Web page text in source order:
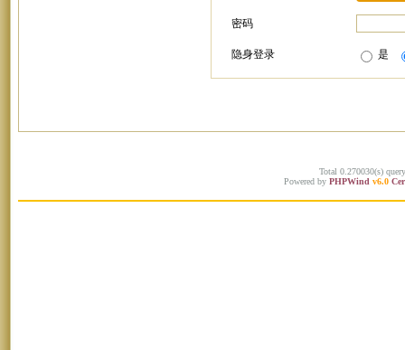
密码
隐身登录 是
Total 0.270030(s)
Powered by PHPWind v6.0